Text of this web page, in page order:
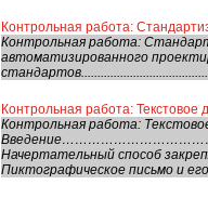
Контрольная работа:
Контрольная работа:
автоматизированного
Контрольная работа: Текстовое
Контрольная работа:
Начертательный способ
Пиктографическое письмо и